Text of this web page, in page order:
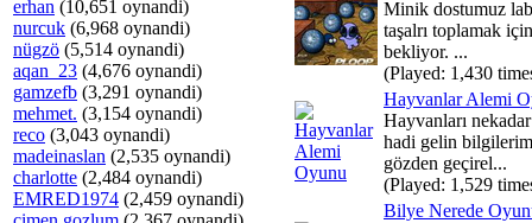
erhan (10,651 oynandi)
nurcuk (6,968 oynandi)
nügzö (5,514 oynandi)
aqan_23 (4,676 oynandi)
gamzefb (3,291 oynandi)
mehmet. (3,154 oynandi)
reco (3,043 oynandi)
madeinaslan (2,535 oynandi)
charlotte (2,484 oynandi)
EMRED1974 (2,459 oynandi)
Minik dostumuz
taşalrı toplamak için
bekliyor. ...
(Played: 1,430
Hayvanlar Alemi
Hayvanları
hadi gelin
gözden geçirel...
(Played: 1,529
Bilye Nerede